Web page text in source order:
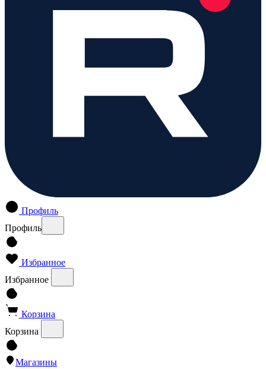
Профиль
Профиль
Избранное
Избранное
Корзина
Корзина
Магазины